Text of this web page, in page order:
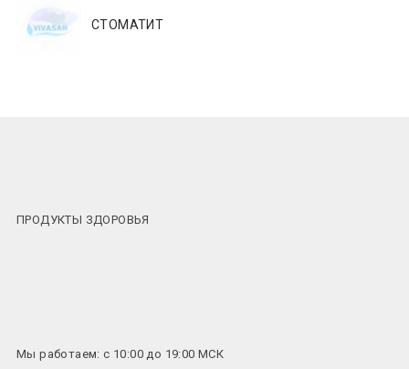
СТОМАТИТ
ПРОДУКТЫ ЗДОРОВЬЯ
Мы работаем: с 10:00 до 19:00 МСК